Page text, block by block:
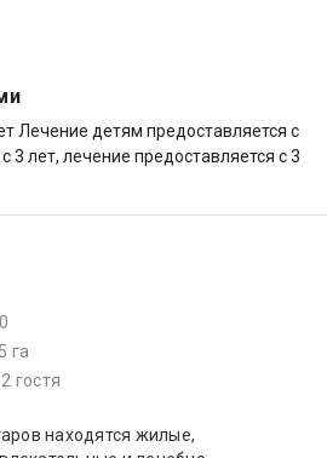
Лечение детям предоставляется с
3 лет, лечение предоставляется с 3
га
гостя
находятся жилые,